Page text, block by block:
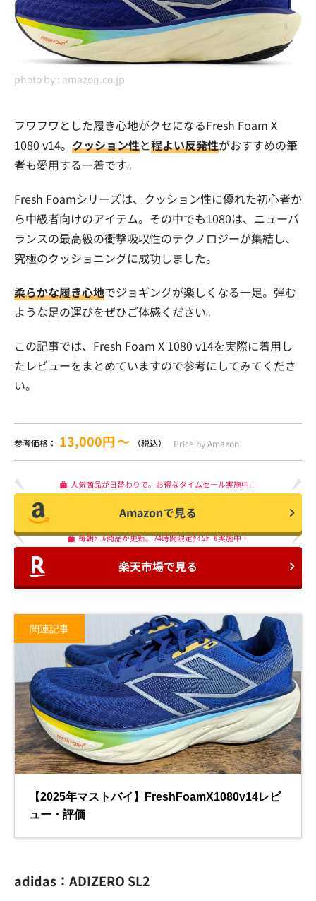
photo by : amazon.co.jp
フワフワとした履き心地がクセになるFresh Foam X
1080 v14。 クッション性と程よい反発性がおすすめの筆
者も愛用する一着です。
Fresh Foamシリーズは、クッション性に優れた初心者か
ら中級者向けのアイテム。その中でも1080は、ニューバ
ランスの最高級の衝撃吸収性のテクノロジーが集結し、
究極のクッショニングに成功しました。
柔らかな履き心地でジョギングが楽しくなる一足。弾む
ような足の運びをぜひご体感ください。
この記事では、Fresh Foam X 1080 v14を実際に着用し
たレビューをまとめていますので参考にしてみてくださ
い。
参考価格： 13,000円〜 （税込） Price by Amazon
人気商品が日替わりで。お得なタイムセール実施中！
Amazonで見る
毎朝ｾｰﾙ商品が更新。24時間限定ﾀｲﾑｾｰﾙ実施中！
楽天市場で見る
adidas：ADIZERO SL2